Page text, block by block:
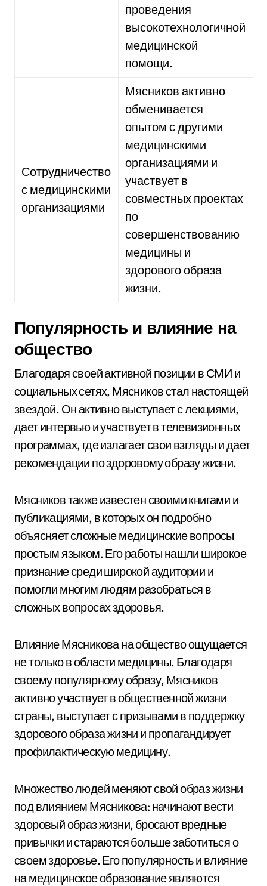
проведения
высокотехнологичной
медицинской
помощи.
Сотрудничество
с медицинскими
организациями
Мясников активно
обменивается
опытом с другими
медицинскими
организациями и
участвует в
совместных проектах
по
совершенствованию
медицины и
здорового образа
жизни.
Популярность и влияние на
общество
Благодаря своей активной позиции в СМИ и
социальных сетях, Мясников стал настоящей
звездой. Он активно выступает с лекциями,
дает интервью и участвует в телевизионных
программах, где излагает свои взгляды и дает
рекомендации по здоровому образу жизни.
Мясников также известен своими книгами и
публикациями, в которых он подробно
объясняет сложные медицинские вопросы
простым языком. Его работы нашли широкое
признание среди широкой аудитории и
помогли многим людям разобраться в
сложных вопросах здоровья.
Влияние Мясникова на общество ощущается
не только в области медицины. Благодаря
своему популярному образу, Мясников
активно участвует в общественной жизни
страны, выступает с призывами в поддержку
здорового образа жизни и пропагандирует
профилактическую медицину.
Множество людей меняют свой образ жизни
под влиянием Мясникова: начинают вести
здоровый образ жизни, бросают вредные
привычки и стараются больше заботиться о
своем здоровье. Его популярность и влияние
на медицинское образование являются